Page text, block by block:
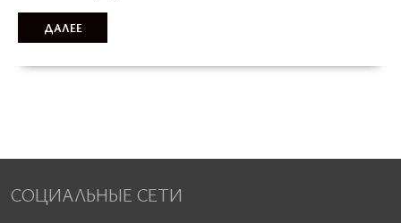
ДАЛЕЕ
СОЦИАЛЬНЫЕ СЕТИ